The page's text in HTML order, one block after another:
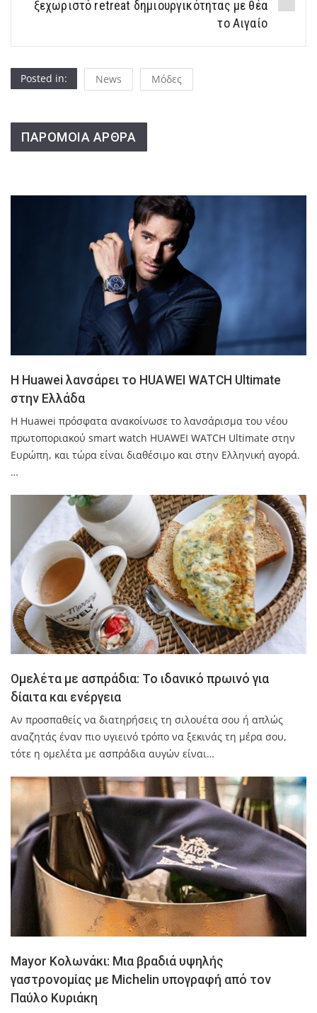
ξεχωριστό retreat δημιουργικότητας με θέα
το Αιγαίο
Posted in: News Μόδες
ΠΑΡΟΜΟΙΑ ΑΡΘΡΑ
Η Huawei λανσάρει το HUAWEI WATCH Ultimate
στην Ελλάδα
Η Huawei πρόσφατα ανακοίνωσε το λανσάρισμα του νέου
πρωτοποριακού smart watch HUAWEI WATCH Ultimate στην
Ευρώπη, και τώρα είναι διαθέσιμο και στην Ελληνική αγορά.
…
Ομελέτα με ασπράδια: Το ιδανικό πρωινό για
δίαιτα και ενέργεια
Αν προσπαθείς να διατηρήσεις τη σιλουέτα σου ή απλώς
αναζητάς έναν πιο υγιεινό τρόπο να ξεκινάς τη μέρα σου,
τότε η ομελέτα με ασπράδια αυγών είναι…
Mayor Κολωνάκι: Μια βραδιά υψηλής
γαστρονομίας με Michelin υπογραφή από τον
Παύλο Κυριάκη